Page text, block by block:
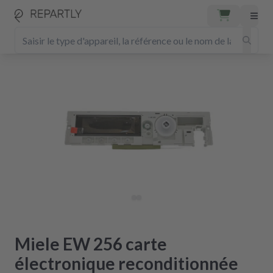
Miele EW 256 carte
électronique reconditionnée